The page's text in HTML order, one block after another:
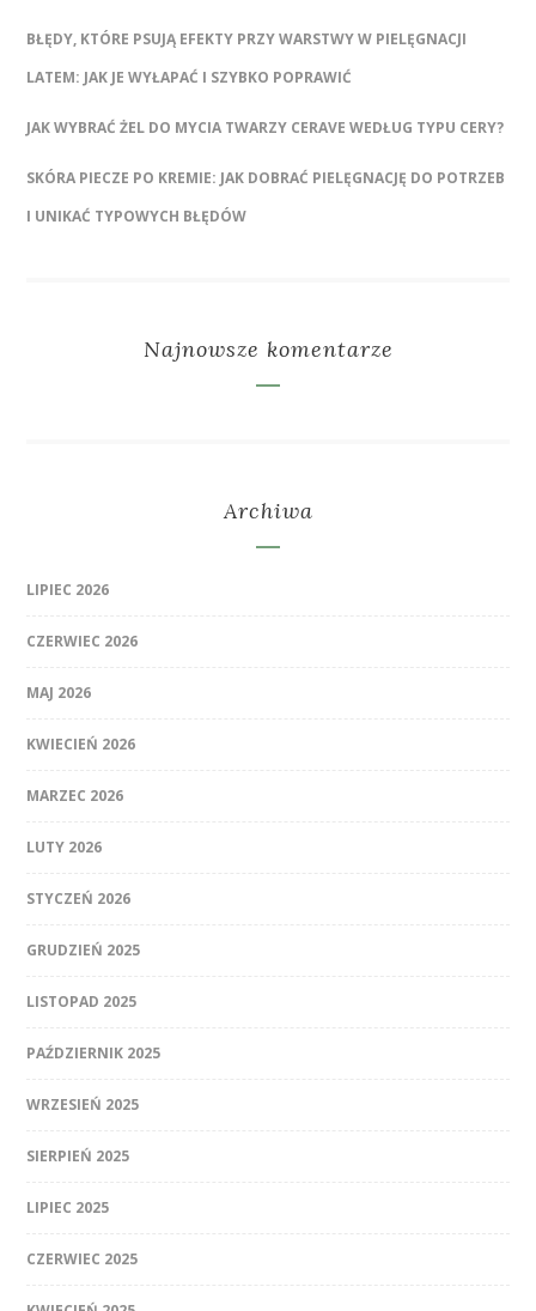
BŁĘDY, KTÓRE PSUJĄ EFEKTY PRZY WARSTWY W PIELĘGNACJI
LATEM: JAK JE WYŁAPAĆ I SZYBKO POPRAWIĆ
JAK WYBRAĆ ŻEL DO MYCIA TWARZY CERAVE WEDŁUG TYPU CERY?
SKÓRA PIECZE PO KREMIE: JAK DOBRAĆ PIELĘGNACJĘ DO POTRZEB
I UNIKAĆ TYPOWYCH BŁĘDÓW
Najnowsze komentarze
Archiwa
LIPIEC 2026
CZERWIEC 2026
MAJ 2026
KWIECIEŃ 2026
MARZEC 2026
LUTY 2026
STYCZEŃ 2026
GRUDZIEŃ 2025
LISTOPAD 2025
PAŹDZIERNIK 2025
WRZESIEŃ 2025
SIERPIEŃ 2025
LIPIEC 2025
CZERWIEC 2025